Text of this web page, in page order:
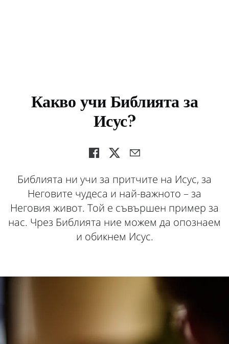
Какво учи Библията за
Исус?
Библията ни учи за притчите на Исус, за
Неговите чудеса и най-важното – за
Неговия живот. Той е съвършен пример за
нас. Чрез Библията ние можем да опознаем
и обикнем Исус.